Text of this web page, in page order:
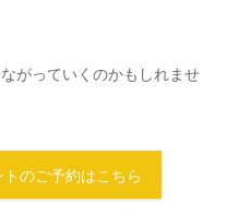
がっていくのかもしれませ
のご予約はこちら